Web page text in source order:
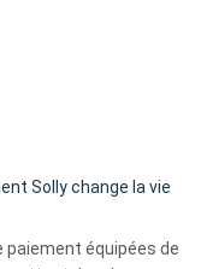
Solly change la vie
paiement équipées de